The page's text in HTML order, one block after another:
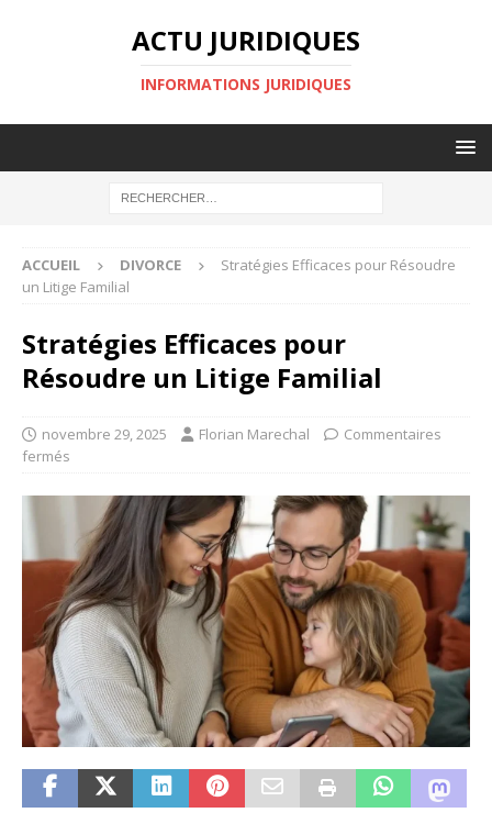
ACTU JURIDIQUES
INFORMATIONS JURIDIQUES
ACCUEIL DIVORCE
Stratégies Efficaces pour Résoudre
un Litige Familial
Stratégies Efficaces pour
Résoudre un Litige Familial
novembre 29, 2025 Florian Marechal
Commentaires
fermés